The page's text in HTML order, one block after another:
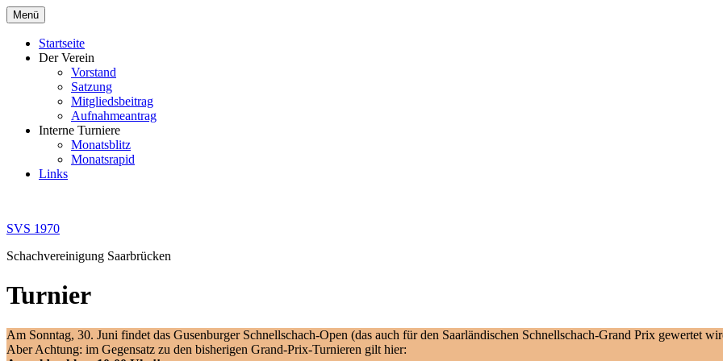
Zum
Inhalt
springen
Menü
Startseite
Der Verein
Vorstand
Satzung
Mitgliedsbeitrag
Aufnahmeantrag
Interne Turniere
Monatsblitz
Monatsrapid
Links
SVS 1970
Schachvereinigung Saarbrücken
Turnier
Am Sonntag, 30. Juni findet das Gusenburger Schnellschach-Open (das auch für den Saarländischen Schnellschach-Grand Prix gewertet
Aber Achtung: im Gegensatz zu den bisherigen Grand-Prix-Turnieren gilt hier: